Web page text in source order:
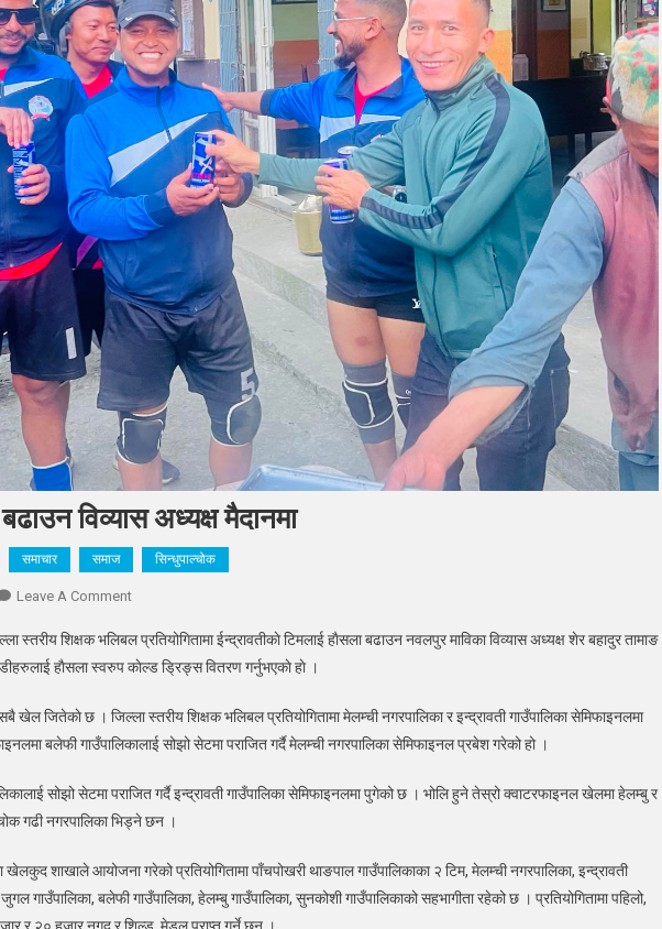
विव्यास अध्यक्ष मैदानमा
समाचार समाज सिन्धुपाल्चोक
Leave A CommentOn
भलिबलमा
हाैसला
विव्यास
अध्यक्ष
स्तरीय शिक्षक भलिबल प्रतियोगितामा ईन्द्रावतीकाे टिमलाई हाैसला बढाउन नवलपुर माविका विव्यास अध्यक्ष शेर बहादुर तामाङ
हाैसला स्वरुप काेल्ड ड्रिङ्स वितरण गर्नुभएकाे हाे ।
जितेकाे छ । जिल्ला स्तरीय शिक्षक भलिबल प्रतियोगितामा मेलम्ची नगरपालिका र इन्द्रावती गाउँपालिका सेमिफाइनलमा
बलेफी गाउँपालिकालाई सोझो सेटमा पराजित गर्दै मेलम्ची नगरपालिका सेमिफाइनल प्रबेश गरेको हो ।
सोझो सेटमा पराजित गर्दै इन्द्रावती गाउँपालिका सेमिफाइनलमा पुगेको छ । भोलि हुने तेस्रो क्वाटरफाइनल खेलमा हेलम्बु र
गढी नगरपालिका भिड्ने छन ।
खेलकुद शाखाले आयोजना गरेको प्रतियोगितामा पाँचपोखरी थाङपाल गाउँपालिकाका २ टिम, मेलम्ची नगरपालिका, इन्द्रावती
गाउँपालिका, बलेफी गाउँपालिका, हेलम्बु गाउँपालिका, सुनकोशी गाउँपालिकाको सहभागीता रहेको छ । प्रतियोगितामा पहिलो,